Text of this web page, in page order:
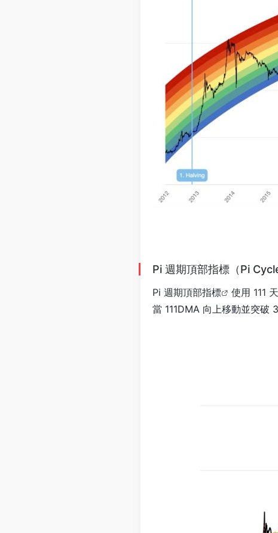
Pi 週期頂部指標（Pi
Pi 週期頂部指標
使用 111
當 111DMA 向上移動並突破